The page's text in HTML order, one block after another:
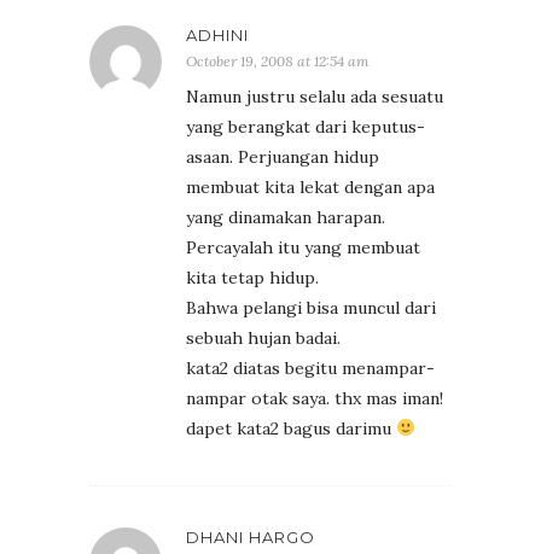
ADHINI
October 19, 2008 at 12:54 am
Namun justru selalu ada sesuatu
yang berangkat dari keputus-
asaan. Perjuangan hidup
membuat kita lekat dengan apa
yang dinamakan harapan.
Percayalah itu yang membuat
kita tetap hidup.
Bahwa pelangi bisa muncul dari
sebuah hujan badai.
kata2 diatas begitu menampar-
nampar otak saya. thx mas iman!
dapet kata2 bagus darimu
DHANI HARGO